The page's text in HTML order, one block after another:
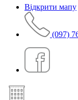
Відкрити мапу
(097)